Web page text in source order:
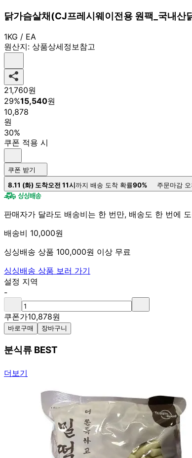
닭가슴살채(CJ프레시웨이전용 원팩_국내산
1KG / EA
원산지: 상품상세정보참고
21,760원
29%15,540원
10,878
원
30%
쿠폰 적용 시
쿠폰 받기
8.11 (화) 도착오전 11시까지 배송 도착 확률90% 주문마감
판매자가 달라도 배송비는 한 번만, 배송도 한 번에
배송비 10,000원
싱싱배송 상품 100,000원 이상 무료
싱싱배송 상품 보러 가기
설정 지역
-
쿠폰가10,878원
바로구매 장바구니
분식류 BEST
더보기